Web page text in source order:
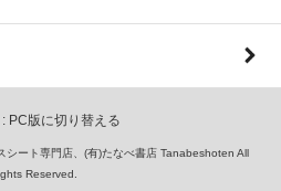
PC版に切り替える
ート専門店、(有)たなべ書店 Tanabeshoten All
Reserved.